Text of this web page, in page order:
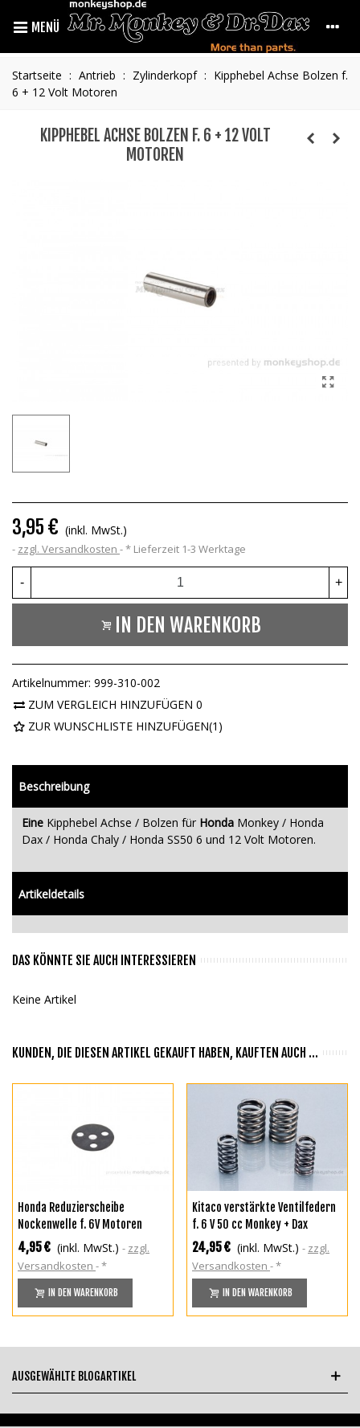
MENÜ
Startseite : Antrieb : Zylinderkopf : Kipphebel Achse Bolzen f.
6 + 12 Volt Motoren
KIPPHEBEL ACHSE BOLZEN F. 6 + 12 VOLT
MOTOREN
3,95 € (inkl. MwSt.)
zzgl. Versandkosten * Lieferzeit 1-3 Werktage
- +
IN DEN WARENKORB
Artikelnummer: 999-310-002
ZUM VERGLEICH HINZUFÜGEN 0
ZUR WUNSCHLISTE HINZUFÜGEN(1 )
Beschreibung
Eine Kipphebel Achse / Bolzen für Honda Monkey / Honda
Dax / Honda Chaly / Honda SS50 6 und 12 Volt Motoren.
Artikeldetails
DAS KÖNNTE SIE AUCH INTERESSIEREN
Keine Artikel
KUNDEN, DIE DIESEN ARTIKEL GEKAUFT HABEN, KAUFTEN AUCH ...
Honda Reduzierscheibe
Nockenwelle f. 6V Motoren
4,95 € (inkl. MwSt.)
zzgl.
Versandkosten
*
IN DEN WARENKORB
Kitaco verstärkte Ventilfedern
f. 6 V 50 cc Monkey + Dax
24,95 € (inkl. MwSt.)
zzgl.
Versandkosten
*
IN DEN WARENKORB
AUSGEWÄHLTE BLOGARTIKEL